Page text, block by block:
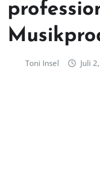
Toni Insel Juli